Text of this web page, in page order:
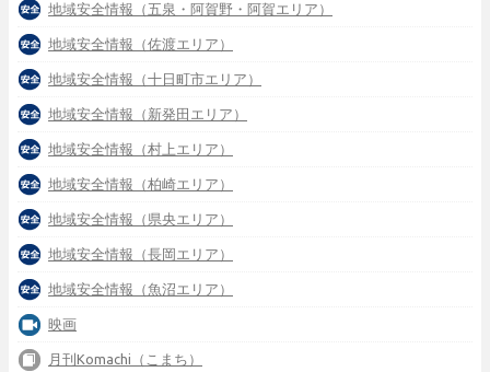
地域安全情報（五泉・阿賀野・阿賀エリア）
地域安全情報（佐渡エリア）
地域安全情報（十日町市エリア）
地域安全情報（新発田エリア）
地域安全情報（村上エリア）
地域安全情報（柏崎エリア）
地域安全情報（県央エリア）
地域安全情報（長岡エリア）
地域安全情報（魚沼エリア）
映画
月刊Komachi（こまち）